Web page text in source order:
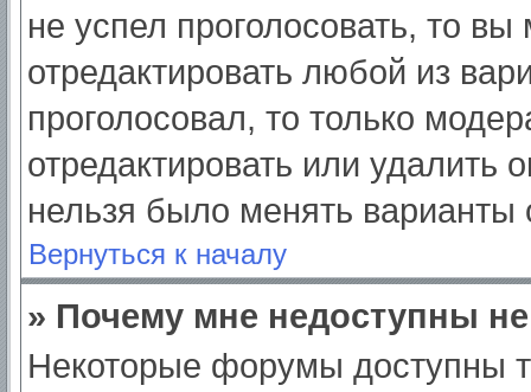
не успел проголосовать, то
отредактировать любой из
проголосовал, то только
отредактировать или удалить
нельзя было менять варианты
Вернуться к началу
» Почему мне недоступны
Некоторые форумы доступны